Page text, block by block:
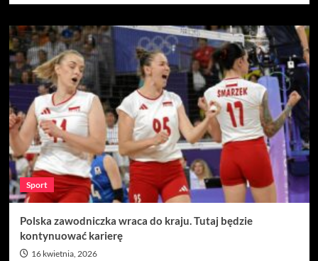
Sport
Polska zawodniczka wraca do kraju. Tutaj będzie
kontynuować karierę
16 kwietnia, 2026